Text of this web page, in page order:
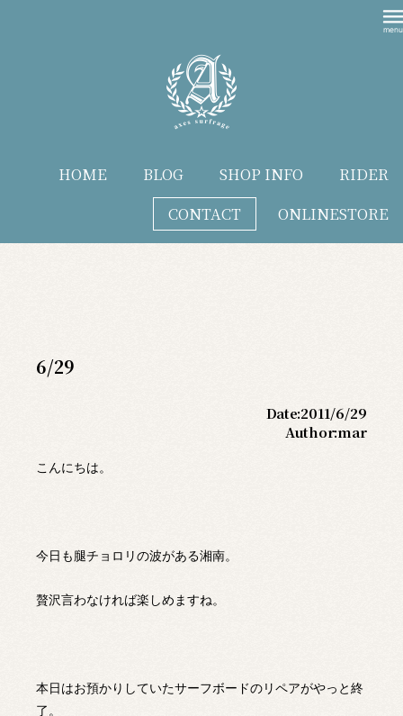
HOME BLOG SHOP INFO
RIDER
CONTACT
ONLINESTORE
6/29
Date:2011/6/29
Author:mar
こんにちは。
今日も腿チョロリの波がある湘南。
贅沢言わなければ楽しめますね。
本日はお預かりしていたサーフボードのリペアがやっと終
了。